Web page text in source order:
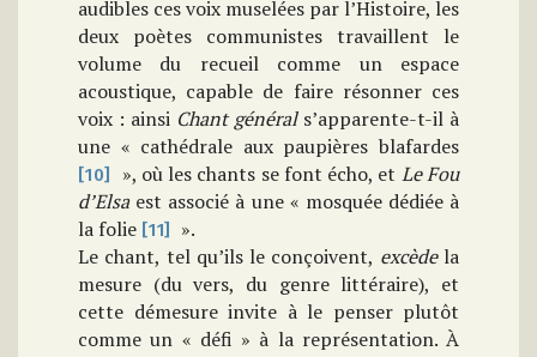
audibles ces voix muselées par l’Histoire, les
deux poètes communistes travaillent le
volume du recueil comme un espace
acoustique, capable de faire résonner ces
voix : ainsi Chant générals’apparente-t-il à
une « cathédrale aux paupières blafardes
[10] », où les chants se font écho, et LeFou
d’Elsaest associé à une « mosquée dédiée à
la folie [11]
».
Le chant, tel qu’ils le conçoivent, excèdela
mesure (du vers, du genre littéraire), et
cette démesure invite à le penser plutôt
comme un « défi » à la représentation. À